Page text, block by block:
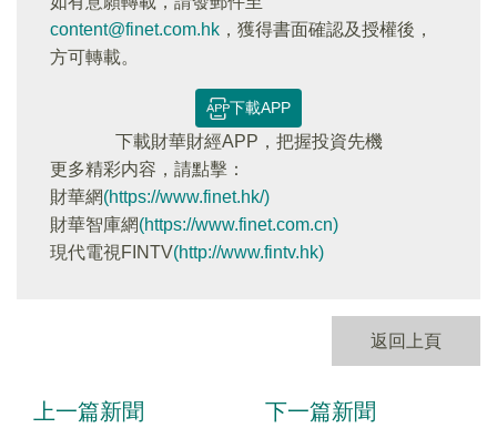
content@finet.com.hk ，獲得書面確認及授權後，
方可轉載。
下載APP
下載財華財經APP，把握投資先機
更多精彩内容，請點擊：
財華網(https://www.finet.hk/)
財華智庫網(https://www.finet.com.cn)
現代電視FINTV(http://www.fintv.hk)
返回上頁
上一篇新聞 下一篇新聞